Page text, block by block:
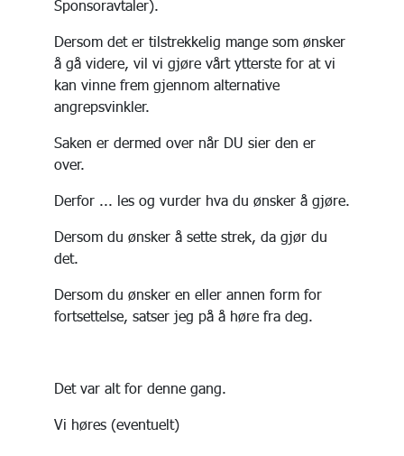
Sponsoravtaler).
Dersom det er tilstrekkelig mange som ønsker
å gå videre, vil vi gjøre vårt ytterste for at vi
kan vinne frem gjennom alternative
angrepsvinkler.
Saken er dermed over når DU sier den er
over.
Derfor ... les og vurder hva du ønsker å gjøre.
Dersom du ønsker å sette strek, da gjør du
det.
Dersom du ønsker en eller annen form for
fortsettelse, satser jeg på å høre fra deg.
Det var alt for denne gang.
Vi høres (eventuelt)